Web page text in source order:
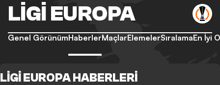
LIGI EUROPA
Genel GörünümHaberlerMaçlarElemelerSıralamaEn İyi
LIGI EUROPA HABERLERI